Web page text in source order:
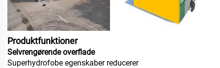
Produktfunktioner
Selvrengørende overflade
Superhydrofobe egenskaber reducerer